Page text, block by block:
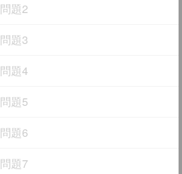
問題2
問題3
問題4
問題5
問題6
問題7